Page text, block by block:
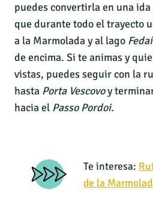
puedes convertirla en una
que durante todo el trayecto
a la Marmolada y al lago
de encima. Si te animas y
vistas, puedes seguir con la
hasta Porta Vescovoy
hacia el Passo Pordoi.
Te interesa:
de la